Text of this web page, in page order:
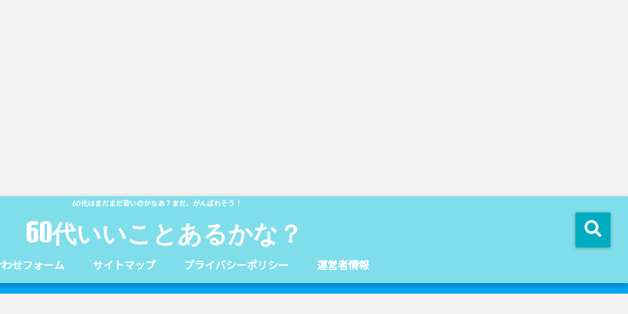
60代はまだまだ若いのかなあ？まだ、がんばれそう！
60代いいことあるかな？
せフォーム サイトマップ プライバシーポリシー 運営者情報